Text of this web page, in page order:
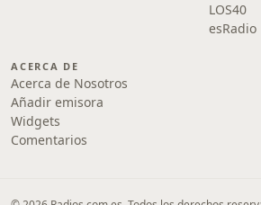
LOS40
esRadio
ACERCA DE
Acerca de Nosotros
Añadir emisora
Widgets
Comentarios